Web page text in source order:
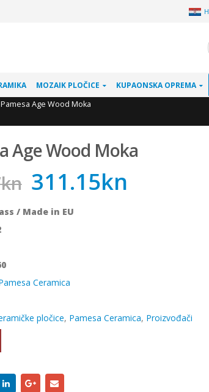
MOZAIK PLOČICE
KUPAONSKA OPREMA
Pamesa Age Wood Moka
Age Wood Moka
kn 311.15kn
/ Made in EU
Ceramica
pločice, Pamesa Ceramica, Proizvođači